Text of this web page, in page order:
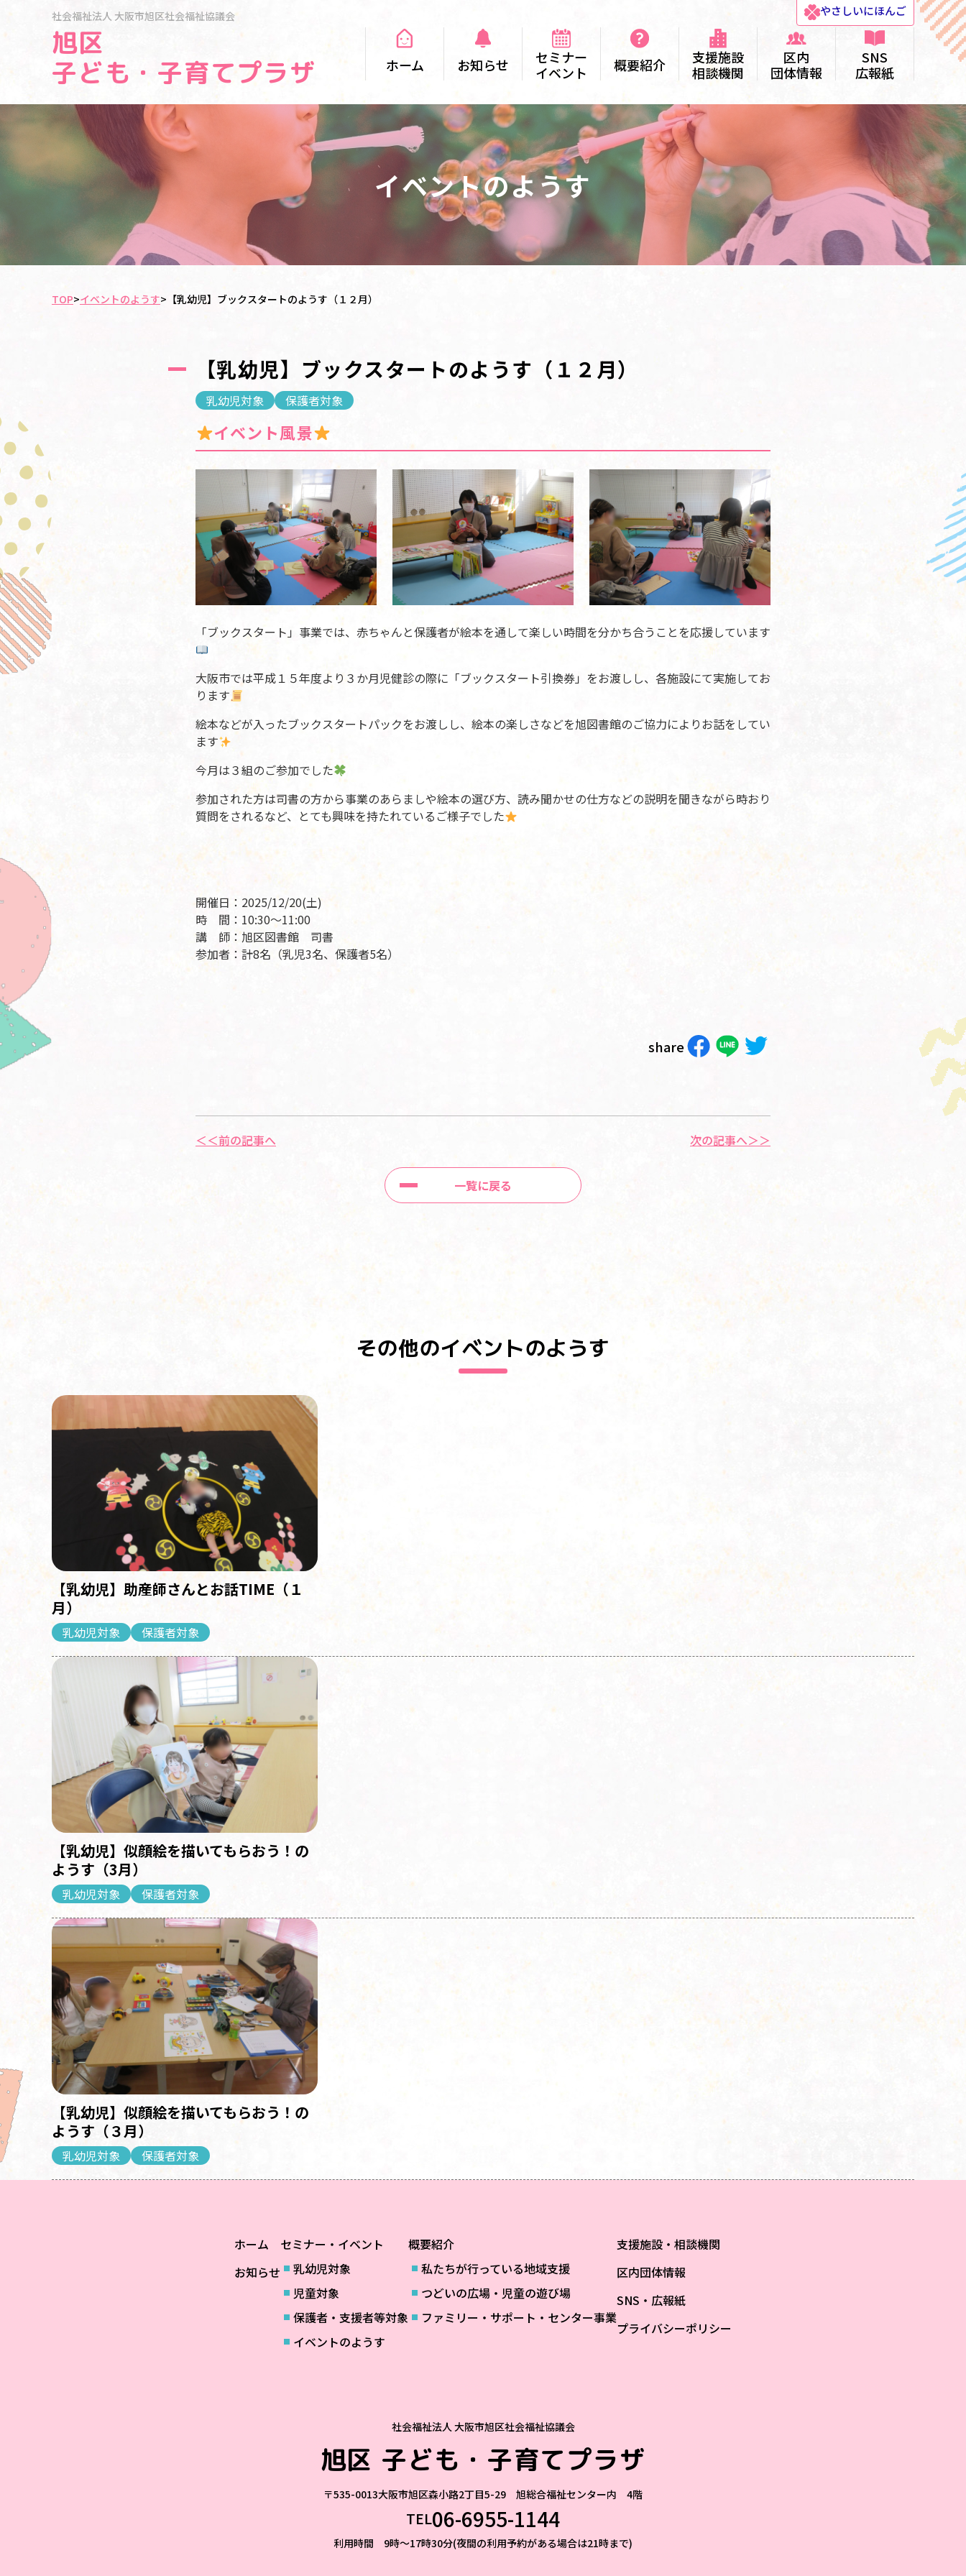
社会福祉法人 大阪市旭区社会福祉協議会
旭区
子ども・子育てプラザ
やさしいにほんご
ホーム お知らせ
セミナー
イベント
概要紹介
支援施設
相談機関
区内
団体情報
SNS
広報紙
イベントのようす
TOP>イベントのようす> 【乳幼児】ブックスタートのようす（１２月）
【乳幼児】ブックスタートのようす（１２月）
乳幼児対象 保護者対象
イベント風景
「ブックスタート」事業では、赤ちゃんと保護者が絵本を通して楽しい時間を分かち合うことを応援しています
大阪市では平成１５年度より３か月児健診の際に「ブックスタート引換券」をお渡しし、各施設にて実施してお
ります
絵本などが入ったブックスタートパックをお渡しし、絵本の楽しさなどを旭図書館のご協力によりお話をしてい
ます
今月は３組のご参加でした
参加された方は司書の方から事業のあらましや絵本の選び方、読み聞かせの仕方などの説明を聞きながら時おり
質問をされるなど、とても興味を持たれているご様子でした
開催日：2025/12/20(土)
時 間：10:30～11:00
講 師：旭区図書館 司書
参加者：計8名（乳児3名、保護者5名）
share
＜＜前の記事へ
一覧に戻る
次の記事へ＞＞
その他のイベントのようす
【乳幼児】助産師さんとお話TIME（１
月）
乳幼児対象 保護者対象
【乳幼児】似顔絵を描いてもらおう！の
ようす（3月）
乳幼児対象 保護者対象
【乳幼児】似顔絵を描いてもらおう！の
ようす（３月）
乳幼児対象 保護者対象
ホーム
お知らせ
セミナー・イベント
乳幼児対象
児童対象
保護者・支援者等対象
イベントのようす
概要紹介
私たちが行っている地域支援
つどいの広場・児童の遊び場
ファミリー・サポート・センター事業
支援施設・相談機関
区内団体情報
SNS・広報紙
プライバシーポリシー
社会福祉法人 大阪市旭区社会福祉協議会
旭区 子ども・子育てプラザ
〒535-0013大阪市旭区森小路2丁目5-29 旭総合福祉センター内 4階
TEL06-6955-1144
利用時間 9時～17時30分(夜間の利用予約がある場合は21時まで)